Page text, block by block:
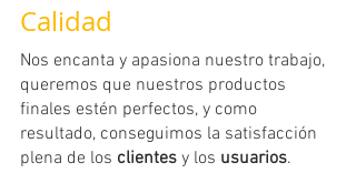
Calidad
Nos encanta y apasiona nuestro trabajo,
queremos que nuestros productos
finales estén perfectos, y como
resultado, conseguimos la satisfacción
plena de los clientes y los usuarios.